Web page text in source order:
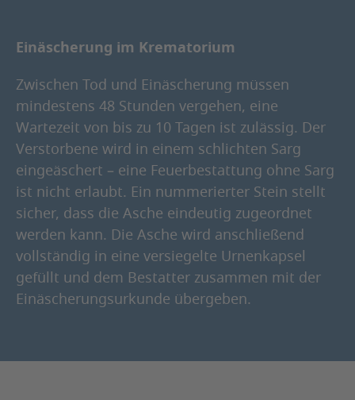
Einäscherung im Krematorium
Zwischen Tod und Einäscherung müssen
mindestens 48 Stunden vergehen, eine
Wartezeit von bis zu 10 Tagen ist zulässig. Der
Verstorbene wird in einem schlichten Sarg
eingeäschert – eine Feuerbestattung ohne Sarg
ist nicht erlaubt. Ein nummerierter Stein stellt
sicher, dass die Asche eindeutig zugeordnet
werden kann. Die Asche wird anschließend
vollständig in eine versiegelte Urnenkapsel
gefüllt und dem Bestatter zusammen mit der
Einäscherungsurkunde übergeben.